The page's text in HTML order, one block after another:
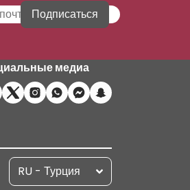
Подписаться
медиа
RU - Турция